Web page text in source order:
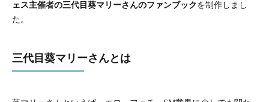
ェス主催者の三代目葵マリーさんのファンブック を制作しまし
た。
三代目葵マリーさんとは